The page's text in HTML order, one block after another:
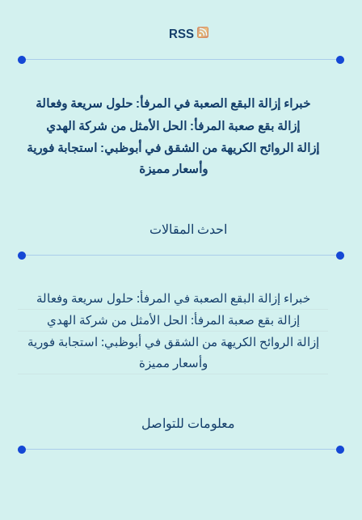
RSS
خبراء إزالة البقع الصعبة في المرفأ: حلول سريعة وفعالة
إزالة بقع صعبة المرفأ: الحل الأمثل من شركة الهدي
إزالة الروائح الكريهة من الشقق في أبوظبي: استجابة فورية
وأسعار مميزة
احدث المقالات
خبراء إزالة البقع الصعبة في المرفأ: حلول سريعة وفعالة
إزالة بقع صعبة المرفأ: الحل الأمثل من شركة الهدي
إزالة الروائح الكريهة من الشقق في أبوظبي: استجابة فورية
وأسعار مميزة
معلومات للتواصل